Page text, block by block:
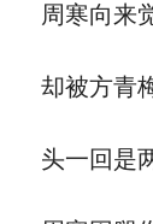
周寒向来
却被方青
头一回是